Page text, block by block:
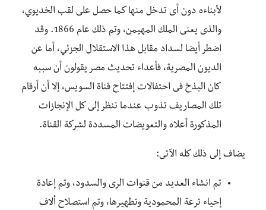
لأبناءه دون أى تدخل منها كما حصل على لقب الخديوي،
والذى يعنى الملك المهيمن، وتم ذلك عام 1866. وقد
اضطر أيضا لسداد مقابل هذا الاستقلال الجزئي، أما عن
الديون المصرية، فأعداء تحديث مصر يقولون أن سببه
كان البذخ فى احتفالات إفتتاح قناة السويس، إلا أن أرقام
تلك المصاريف تذوب عندما ننظر إلى كل الإنجازات
المذكورة أعلاه والتعويضات المسددة لشركة القناة.
يضاف إلى ذلك كله الآتى:
تم انشاء العديد من قنوات الرى والسدود، وتم إعادة
إحياء ترعة المحمودية وتطهيرها، وتم استصلاح ألاف